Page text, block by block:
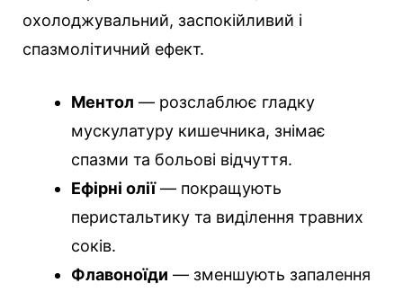
охолоджувальний, заспокійливий і
спазмолітичний ефект.
Ментол — розслаблює гладку
мускулатуру кишечника, знімає
спазми та больові відчуття.
Ефірні олії— покращують
перистальтику та виділення травних
соків.
Флавоноїди — зменшують запалення